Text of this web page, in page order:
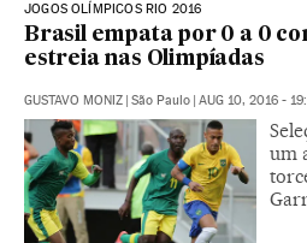
JOGOS OLÍMPICOS RIO 2016
Brasil empata por 0 a 0
estreia nas Olimpíadas
GUSTAVO MONIZ São Paulo AUG 10, 2016 -
um